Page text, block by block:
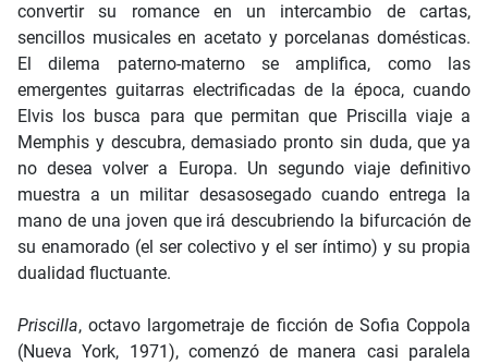
convertir su romance en un intercambio de cartas,
sencillos musicales en acetato y porcelanas domésticas.
El dilema paterno-materno se amplifica, como las
emergentes guitarras electrificadas de la época, cuando
Elvis los busca para que permitan que Priscilla viaje a
Memphis y descubra, demasiado pronto sin duda, que ya
no desea volver a Europa. Un segundo viaje definitivo
muestra a un militar desasosegado cuando entrega la
mano de una joven que irá descubriendo la bifurcación de
su enamorado (el ser colectivo y el ser íntimo) y su propia
dualidad fluctuante.
Priscilla, octavo largometraje de ficción de Sofia Coppola
(Nueva York, 1971), comenzó de manera casi paralela